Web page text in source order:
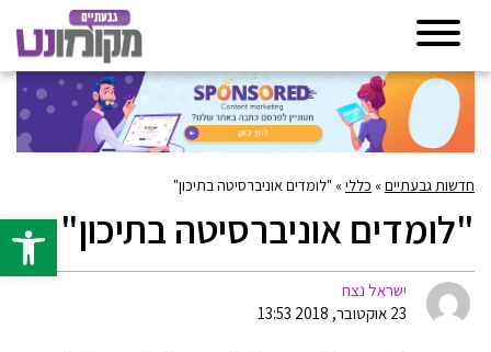
פתח
חדשות גבעתיים» כללי» "לומדים אוניברסיטה בתיכון"
"לומדים אוניברסיטה בתיכון"
ישראל נצח
23 אוקטובר, 2018 13:53